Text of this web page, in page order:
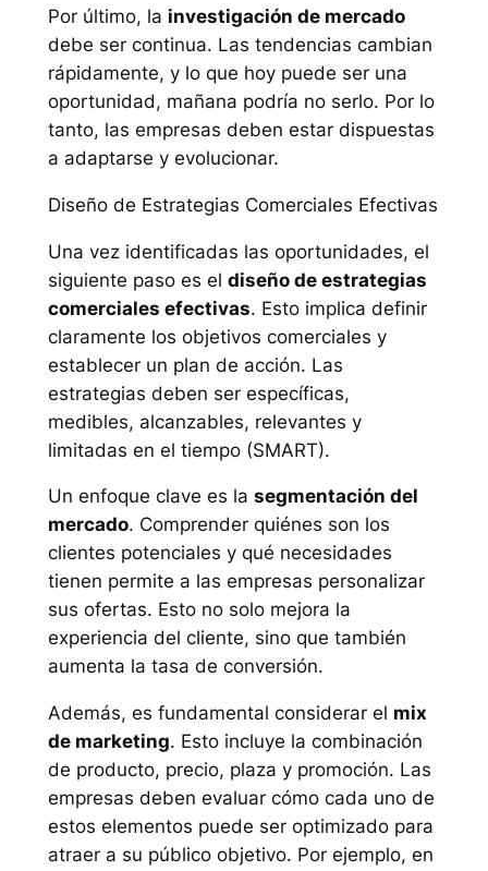
Por último, la investigación de mercado
debe ser continua. Las tendencias cambian
rápidamente, y lo que hoy puede ser una
oportunidad, mañana podría no serlo. Por lo
tanto, las empresas deben estar dispuestas
a adaptarse y evolucionar.
Diseño de Estrategias Comerciales Efectivas
Una vez identificadas las oportunidades, el
siguiente paso es el diseño de estrategias
comerciales efectivas. Esto implica definir
claramente los objetivos comerciales y
establecer un plan de acción. Las
estrategias deben ser específicas,
medibles, alcanzables, relevantes y
limitadas en el tiempo (SMART).
Un enfoque clave es la segmentación del
mercado. Comprender quiénes son los
clientes potenciales y qué necesidades
tienen permite a las empresas personalizar
sus ofertas. Esto no solo mejora la
experiencia del cliente, sino que también
aumenta la tasa de conversión.
Además, es fundamental considerar el mix
de marketing. Esto incluye la combinación
de producto, precio, plaza y promoción. Las
empresas deben evaluar cómo cada uno de
estos elementos puede ser optimizado para
atraer a su público objetivo. Por ejemplo, en